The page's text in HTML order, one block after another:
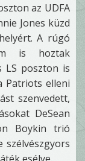
az UDFA
Jones küzd
A rúgó
is hoztak
LS poszton is
Patriots elleni
szenvedett,
DeSean
Boykin trió
esélye.